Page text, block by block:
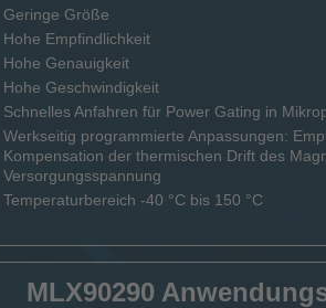
Geringe Größe
Hohe Empfindlichkeit
Hohe Genauigkeit
Hohe Geschwindigkeit
Schnelles Anfahren für Power Gating in
Werkseitig programmierte Anpassungen:
Kompensation der thermischen Drift des
Versorgungsspannung
Temperaturbereich -40 °C bis 150 °C
MLX90290